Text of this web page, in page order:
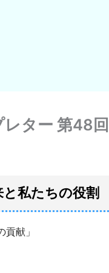
ター 第48回
私たちの役割
献」